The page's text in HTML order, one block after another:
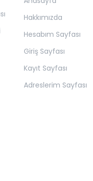
Hakkımızda
Hesabım Sayfası
Giriş Sayfası
Kayıt Sayfası
Adreslerim Sayfası